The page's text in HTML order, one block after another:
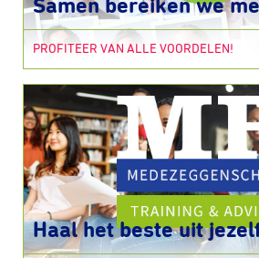
Samen bereiken we
PROFITEER VAN ALLE VOORDELEN!
Haal het beste uit